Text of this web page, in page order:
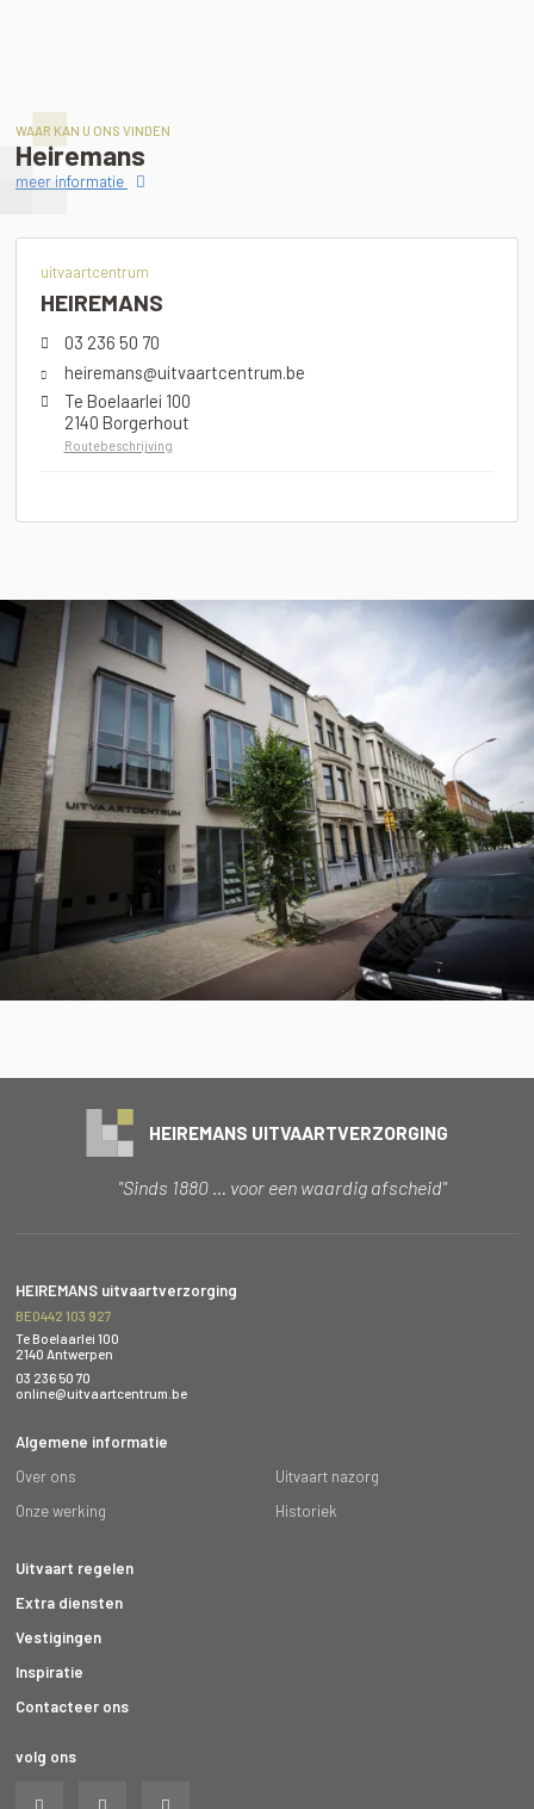
WAAR KAN U ONS VINDEN
Heiremans
meer informatie
uitvaartcentrum
HEIREMANS
03 236 50 70
heiremans@uitvaartcentrum.be
Te Boelaarlei 100
2140 Borgerhout
Routebeschrijving
HEIREMANS UITVAARTVERZORGING
"Sinds 1880 … voor een waardig afscheid"
HEIREMANS uitvaartverzorging
BE0442 103 927
Te Boelaarlei 100
2140 Antwerpen
03 236 50 70
online@uitvaartcentrum.be
Algemene informatie
Over ons
Uitvaart nazorg
Onze werking
Historiek
Uitvaart regelen
Extra diensten
Vestigingen
Inspiratie
Contacteer ons
volg ons